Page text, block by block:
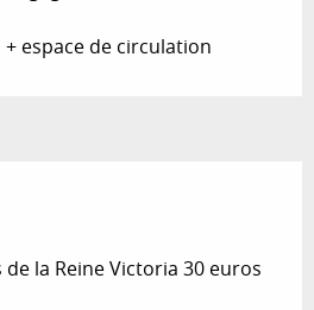
espace de circulation
la Reine Victoria 30 euros